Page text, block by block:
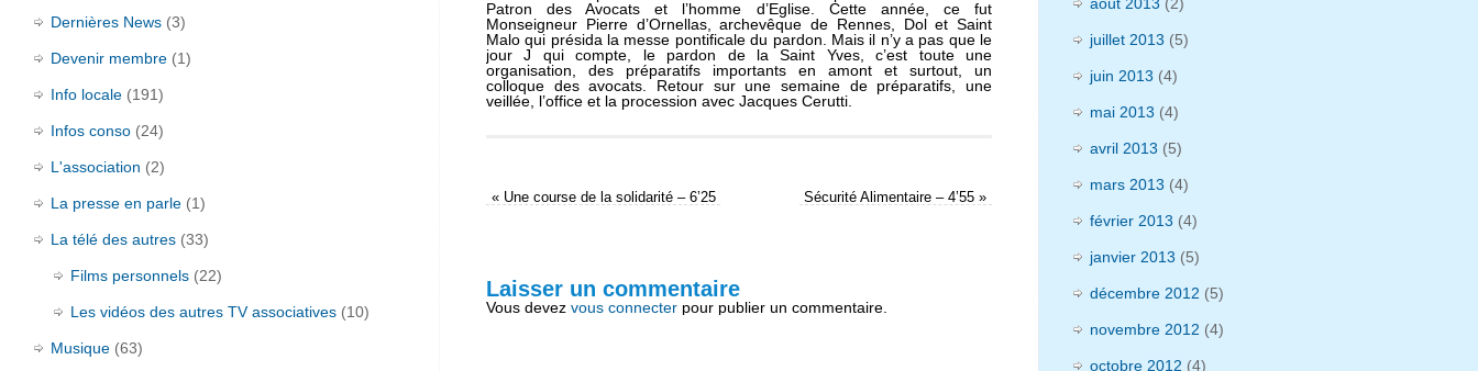
Patron des Avocats et l’homme d’Eglise. Cette année, ce fut
Monseigneur Pierre d’Ornellas, archevêque de Rennes, Dol et Saint
Malo qui présida la messe pontificale du pardon. Mais il n’y a pas que le
jour J qui compte, le pardon de la Saint Yves, c’est toute une
organisation, des préparatifs importants en amont et surtout, un
colloque des avocats. Retour sur une semaine de préparatifs, une
veillée, l’office et la procession avec Jacques Cerutti.
«Une course de la solidarité – 6’25 Sécurité Alimentaire – 4’55»
Laisser un commentaire
Vous devez vous connecter pour publier un commentaire.
Dernières News (3)
Devenir membre (1)
Info locale (191)
Infos conso (24)
L'association (2)
La presse en parle (1)
La télé des autres (33)
Films personnels (22)
Les vidéos des autres TV associatives (10)
Musique (63)
juillet 2013 (5)
juin 2013 (4)
mai 2013 (4)
avril 2013 (5)
mars 2013 (4)
février 2013 (4)
janvier 2013 (5)
décembre 2012 (5)
novembre 2012 (4)
octobre 2012 (4)